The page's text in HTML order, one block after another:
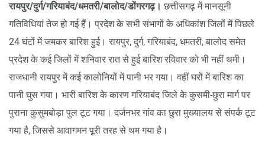
रायपुर/दुर्ग/गरियाबंद/धमतरी/बालोद/डोंगरगढ़। छत्तीसगढ़ में मानसूनी
गतिविधियां तेज हो गई हैं। प्रदेश के सभी संभागों के अधिकांश जिलों में पिछले
24 घंटों में जमकर बारिश हुई। रायपुर, दुर्ग, गरियाबंद, धमतरी, बालोद समेत
प्रदेश के कई जिलों में शनिवार रात से हुई बारिश रविवार को भी नहीं थमी।
राजधानी रायपुर में कई कालोनियों में पानी भर गया। वहीं घरों में बारिश का
पानी घुस गया। भारी बारिश के कारण गरियाबंद जिले के कुसमी-छुरा मार्ग पर
पुराना कुसुमबोड़ा पुल टूट गया। दर्जनभर गांव का छुरा मुख्यालय से संपर्क टूट
गया है, जिससे आवागमन पूरी तरह से थम गया है।